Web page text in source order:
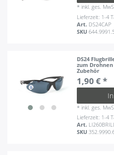
* inkl. ges.
Lieferzeit: 1-4
Art. DS24CAP
SKU
DS24
zum
Zubehör
1,90 € *
* inkl. ges.
Lieferzeit: 1-4
Art.
SKU